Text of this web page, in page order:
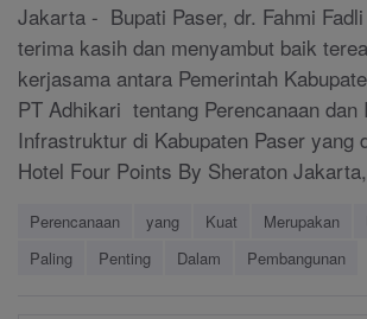
Jakarta - Bupati Paser, dr. Fahmi
terima kasih dan menyambut baik
kerjasama antara Pemerintah
PT Adhikari tentang Perencanaan dan
Infrastruktur di Kabupaten Paser yang
Hotel Four Points By Sheraton
Perencanaan yang Kuat Merupakan
Paling
Penting Dalam Pembangunan